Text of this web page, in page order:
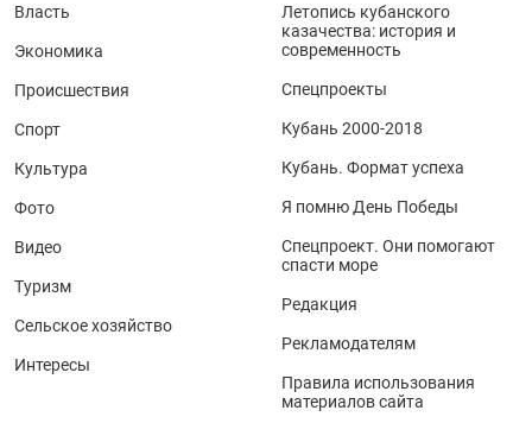
Власть
Экономика
Происшествия
Спорт
Культура
Фото
Видео
Туризм
Сельское хозяйство
Интересы
Летопись кубанского
казачества: история и
современность
Спецпроекты
Кубань 2000-2018
Кубань. Формат успеха
Я помню День Победы
Спецпроект. Они помогают
спасти море
Редакция
Рекламодателям
Правила использования
материалов сайта